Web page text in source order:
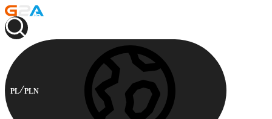
PL PLN